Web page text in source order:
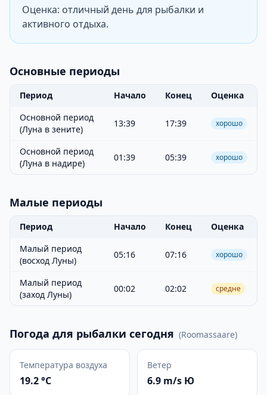
Оценка: отличный день для рыбалки и
активного отдыха.
Основные периоды
Период Начало Конец
Оценка
Основной период
(Луна в зените)
13:39 17:39 хорошо
Основной период
(Луна в надире)
01:39 05:39 хорошо
Малые периоды
Период Начало Конец
Оценка
Малый период
(восход Луны)
05:16 07:16 хорошо
Малый период
(заход Луны)
00:02 02:02 средне
Погода для рыбалки сегодня (Roomassaare)
Температура воздуха
19.2 °C
Ветер
6.9 m/s Ю